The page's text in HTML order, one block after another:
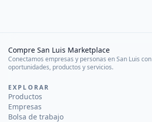
Compre San Luis Marketplace
Conectamos empresas y personas en San Luis con
oportunidades, productos y servicios.
EXPLORAR
Productos
Empresas
Bolsa de trabajo